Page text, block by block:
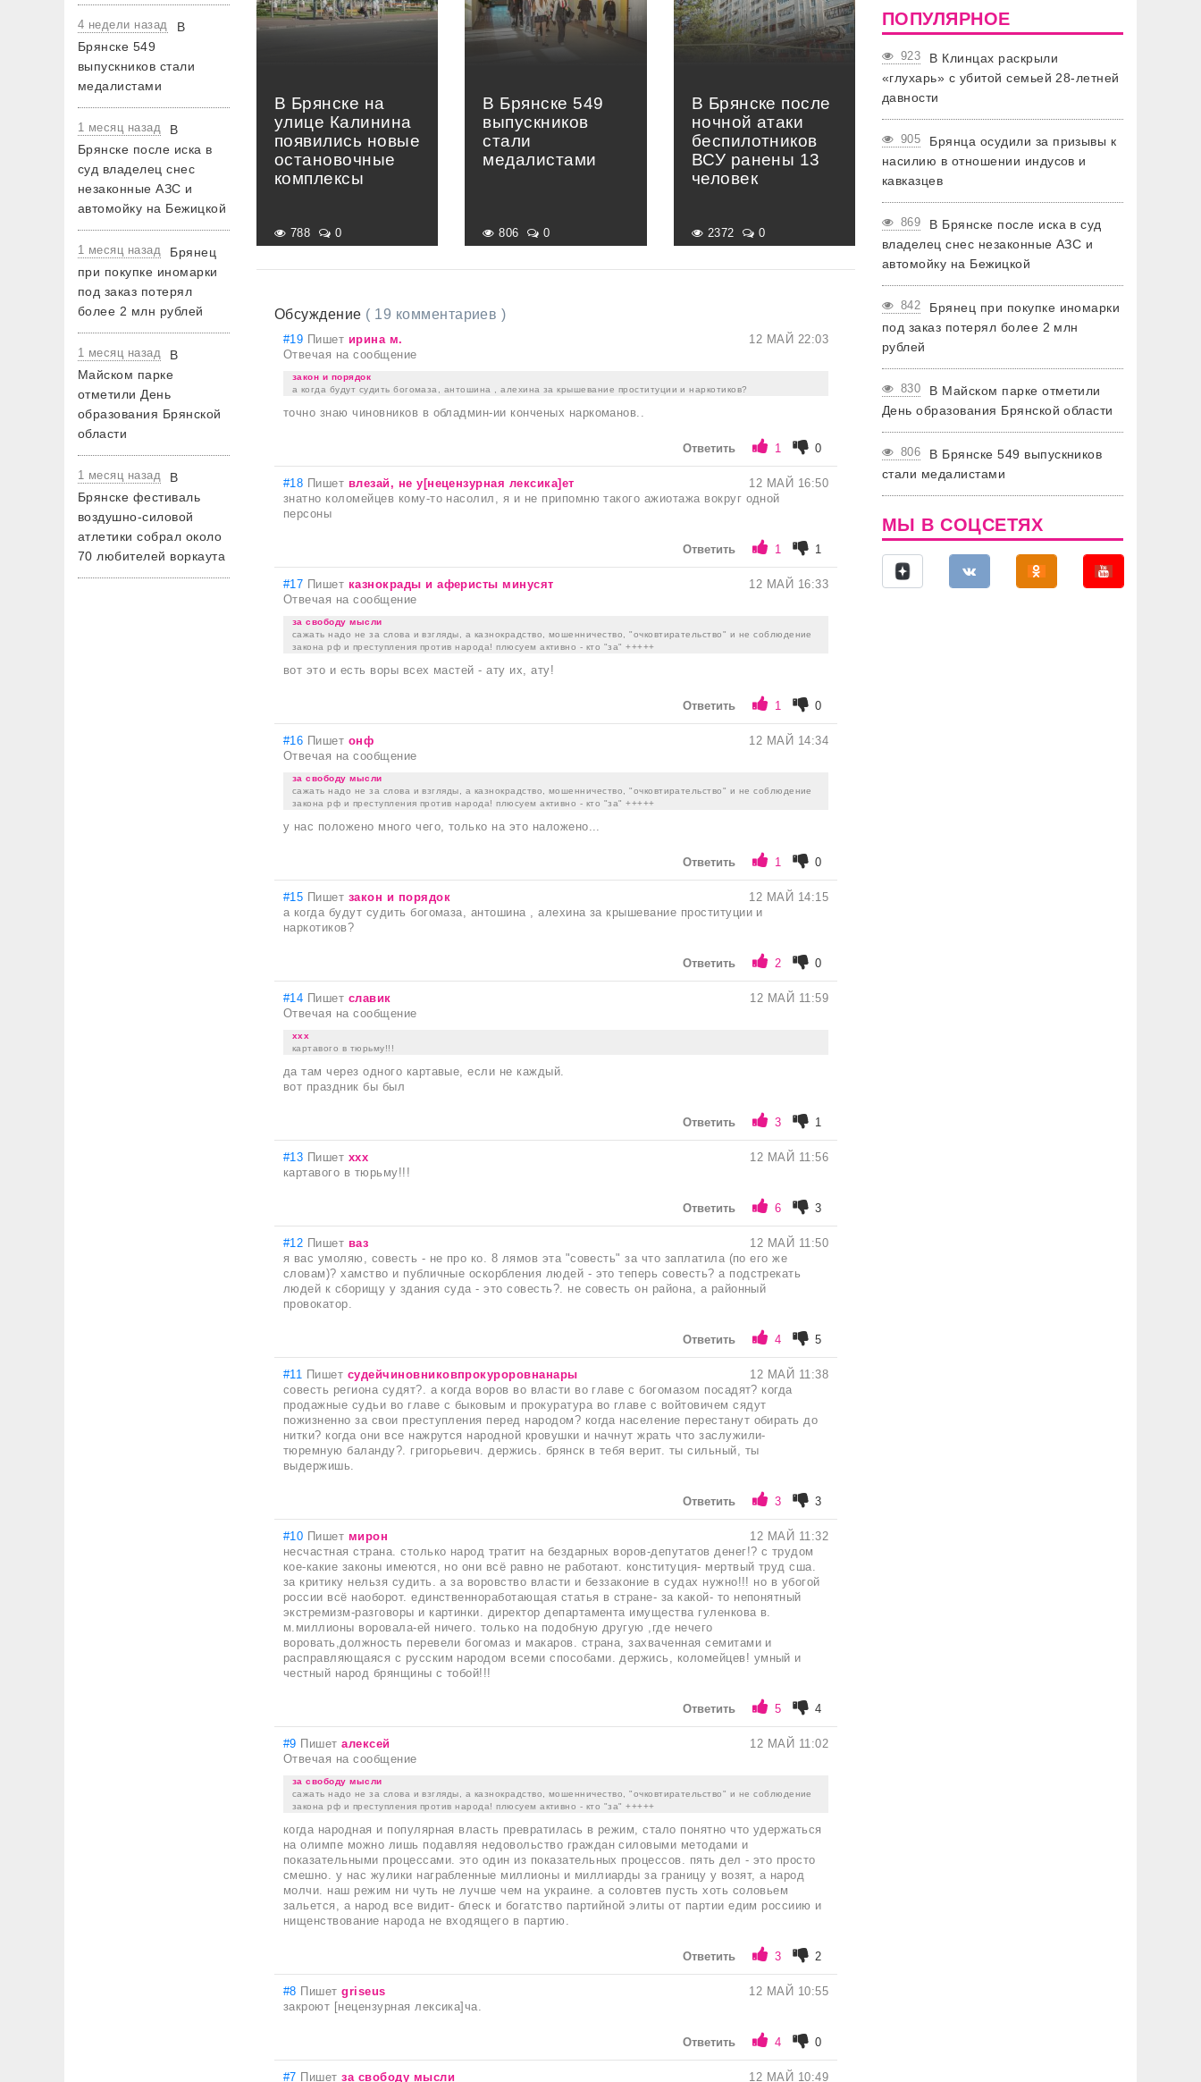
4 недели назад
В
Брянске 549
выпускников стали
медалистами
1 месяц назад
В
Брянске после иска в
суд владелец снес
незаконные АЗС и
автомойку на Бежицкой
1 месяц назад
Брянец
при покупке иномарки
под заказ потерял
более 2 млн рублей
1 месяц назад
В
Майском парке
отметили День
образования Брянской
области
1 месяц назад
В
Брянске фестиваль
воздушно-силовой
атлетики собрал около
70 любителей воркаута
В Брянске на
улице Калинина
появились новые
остановочные
комплексы
788 0
В Брянске 549
выпускников
стали
медалистами
806 0
В Брянске после
ночной атаки
беспилотников
ВСУ ранены 13
человек
2372 0
Обсуждение ( 19 комментариев )
#19 Пишет ирина м.
12 МАЙ 22:03
Отвечая на сообщение
закон и порядок
а когда будут судить богомаза, антошина , алехина за крышевание проституции и наркотиков?
точно знаю чиновников в обладмин-ии конченых наркоманов..
Ответить 1 0
#18 Пишет влезай, не у[нецензурная лексика]ет
12 МАЙ 16:50
знатно коломейцев кому-то насолил, я и не припомню такого ажиотажа вокруг одной
персоны
Ответить 1 1
#17 Пишет казнокрады и аферисты минусят
12 МАЙ 16:33
Отвечая на сообщение
за свободу мысли
сажать надо не за слова и взгляды, а казнокрадство, мошенничество, "очковтирательство" и не соблюдение
закона рф и преступления против народа! плюсуем активно - кто "за" +++++
вот это и есть воры всех мастей - ату их, ату!
Ответить 1 0
#16 Пишет онф
12 МАЙ 14:34
Отвечая на сообщение
за свободу мысли
сажать надо не за слова и взгляды, а казнокрадство, мошенничество, "очковтирательство" и не соблюдение
закона рф и преступления против народа! плюсуем активно - кто "за" +++++
у нас положено много чего, только на это наложено...
Ответить 1 0
#15 Пишет закон и порядок
12 МАЙ 14:15
а когда будут судить богомаза, антошина , алехина за крышевание проституции и
наркотиков?
Ответить 2 0
#14 Пишет славик
12 МАЙ 11:59
Отвечая на сообщение
ххх
картавого в тюрьму!!!
да там через одного картавые, если не каждый.
вот праздник бы был
Ответить 3 1
#13 Пишет ххх
12 МАЙ 11:56
картавого в тюрьму!!!
Ответить 6 3
#12 Пишет ваз
12 МАЙ 11:50
я вас умоляю, совесть - не про ко. 8 лямов эта "совесть" за что заплатила (по его же
словам)? хамство и публичные оскорбления людей - это теперь совесть? а подстрекать
людей к сборищу у здания суда - это совесть?. не совесть он района, а районный
провокатор.
Ответить 4 5
#11 Пишет судейчиновниковпрокуроровнанары
12 МАЙ 11:38
совесть региона судят?. а когда воров во власти во главе с богомазом посадят? когда
продажные судьи во главе с быковым и прокуратура во главе с войтовичем сядут
пожизненно за свои преступления перед народом? когда население перестанут обирать до
нитки? когда они все нажрутся народной кровушки и начнут жрать что заслужили-
тюремную баланду?. григорьевич. держись. брянск в тебя верит. ты сильный, ты
выдержишь.
Ответить 3 3
#10 Пишет мирон
12 МАЙ 11:32
несчастная страна. столько народ тратит на бездарных воров-депутатов денег!? с трудом
кое-какие законы имеются, но они всё равно не работают. конституция- мертвый труд сша.
за критику нельзя судить. а за воровство власти и беззаконие в судах нужно!!! но в убогой
россии всё наоборот. единственноработающая статья в стране- за какой- то непонятный
экстремизм-разговоры и картинки. директор департамента имущества гуленкова в.
м.миллионы воровала-ей ничего. только на подобную другую ,где нечего
воровать,должность перевели богомаз и макаров. страна, захваченная семитами и
расправляющаяся с русским народом всеми способами. держись, коломейцев! умный и
честный народ брянщины с тобой!!!
Ответить 5 4
#9 Пишеталексей
12 МАЙ 11:02
Отвечая на сообщение
за свободу мысли
сажать надо не за слова и взгляды, а казнокрадство, мошенничество, "очковтирательство" и не соблюдение
закона рф и преступления против народа! плюсуем активно - кто "за" +++++
когда народная и популярная власть превратилась в режим, стало понятно что удержаться
на олимпе можно лишь подавляя недовольство граждан силовыми методами и
показательными процессами. это один из показательных процессов. пять дел - это просто
смешно. у нас жулики награбленные миллионы и миллиарды за границу у возят, а народ
молчи. наш режим ни чуть не лучше чем на украине. а соловтев пусть хоть соловьем
зальется, а народ все видит- блеск и богатство партийной элиты от партии едим россиию и
нищенствование народа не входящего в партию.
Ответить 3 2
#8 Пишетgriseus
12 МАЙ 10:55
закроют [нецензурная лексика]ча.
Ответить 4 0
#7 Пишетза свободу мысли 12 МАЙ 10:49
ПОПУЛЯРНОЕ
923
В Клинцах раскрыли
«глухарь» с убитой семьей 28-летней
давности
905
Брянца осудили за призывы к
насилию в отношении индусов и
кавказцев
869
В Брянске после иска в суд
владелец снес незаконные АЗС и
автомойку на Бежицкой
842
Брянец при покупке иномарки
под заказ потерял более 2 млн
рублей
830
В Майском парке отметили
День образования Брянской области
806
В Брянске 549 выпускников
стали медалистами
МЫ В СОЦСЕТЯХ